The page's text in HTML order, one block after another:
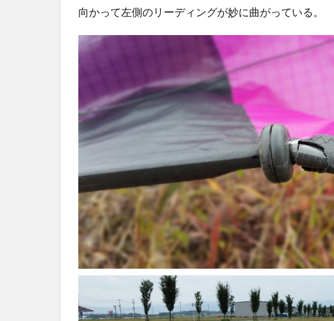
向かって左側のリーディングが妙に曲がっている。